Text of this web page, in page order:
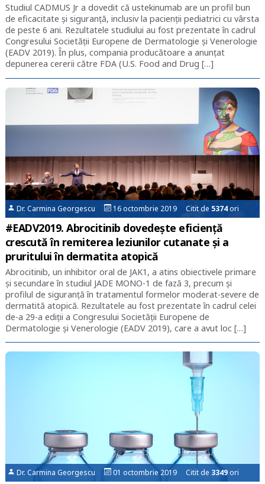
Studiul CADMUS Jr a dovedit că ustekinumab are un profil bun
de eficacitate și siguranță, inclusiv la pacienții pediatrici cu vârsta
de peste 6 ani. Rezultatele studiului au fost prezentate în cadrul
Congresului Societății Europene de Dermatologie și Venerologie
(EADV 2019). În plus, compania producătoare a anunțat
depunerea cererii către FDA (U.S. Food and Drug […]
Dr. Carmina Georgescu 16 octombrie 2019 Citit de 5374ori
#EADV2019. Abrocitinib dovedește eficiență
crescută în remiterea leziunilor cutanate și a
pruritului în dermatita atopică
Abrocitinib, un inhibitor oral de JAK1, a atins obiectivele primare
și secundare în studiul JADE MONO-1 de fază 3, precum și
profilul de siguranță în tratamentul formelor moderat-severe de
dermatită atopică. Rezultatele au fost prezentate în cadrul celei
de-a 29-a ediții a Congresului Societății Europene de
Dermatologie și Venerologie (EADV 2019), care a avut loc […]
Dr. Carmina Georgescu 01 octombrie 2019 Citit de 3349 ori